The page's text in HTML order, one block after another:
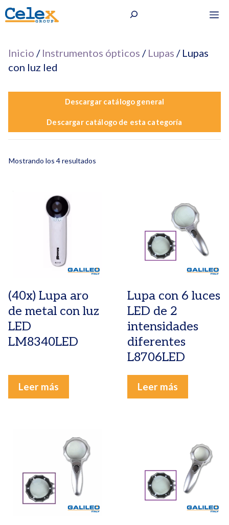
Saltar
al
Buscar
Inicio / Instrumentos ópticos / Lupas / Lupas
con luz led
Descargar catálogo general
Descargar catálogo de esta categoría
Mostrando los 4 resultados
(40x) Lupa aro
de metal con luz
LED
LM8340LED
Leer más
Lupa con 6 luces
LED de 2
intensidades
diferentes
L8706LED
Leer más